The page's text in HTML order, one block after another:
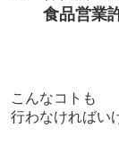
食品営業
こんなコトも
行わなければい